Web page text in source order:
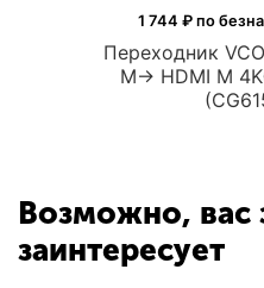
Переходник
M-> HDMI M
1 744 ₽ по
Возможно, вас
заинтересует